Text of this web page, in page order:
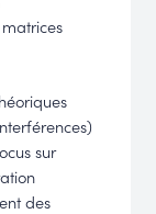
sur
des